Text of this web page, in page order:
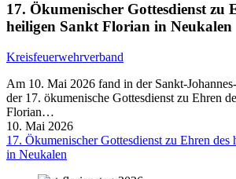
17. Ökumenischer Gottesdienst zu
heiligen Sankt Florian in Neukalen
Kreisfeuerwehrverband
Am 10. Mai 2026 fand in der Sankt-
der 17. ökumenische Gottesdienst zu Ehren
Florian…
10. Mai 2026
17. Ökumenischer Gottesdienst zu Ehren
in Neukalen